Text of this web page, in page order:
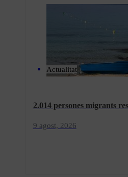
Actualitat
2.014 persones migrants
9 agost, 2026